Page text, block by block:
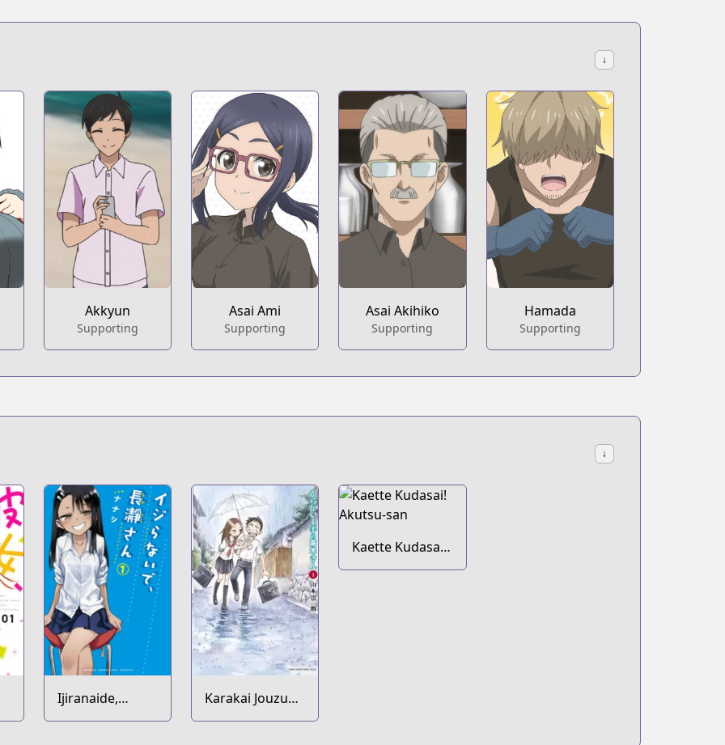
↓
Akkyun
Supporting
Asai Ami
Supporting
Asai Akihiko
Supporting
Hamada
Supporting
↓
Ijiranaide,
Nagatoro-san
Karakai Jouzu
no Takagi-san
Kaette Kudasai!
Akutsu-san